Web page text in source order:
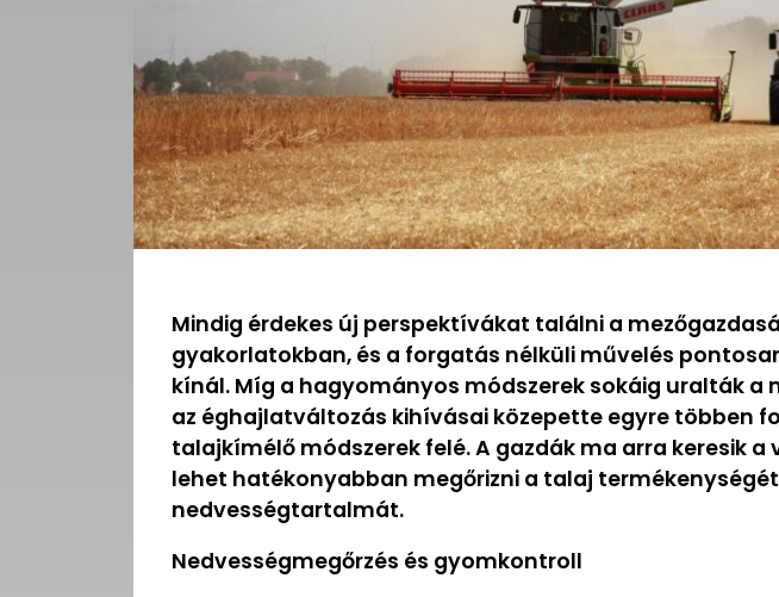
Mindig érdekes új perspektívákat találni a
gyakorlatokban, és a forgatás nélküli művelés
kínál. Míg a hagyományos módszerek sokáig uralták a
az éghajlatváltozás kihívásai közepette egyre többen
talajkímélő módszerek felé. A gazdák ma arra keresik a
lehet hatékonyabban megőrizni a talaj
nedvességtartalmát.
Nedvességmegőrzés és gyomkontroll